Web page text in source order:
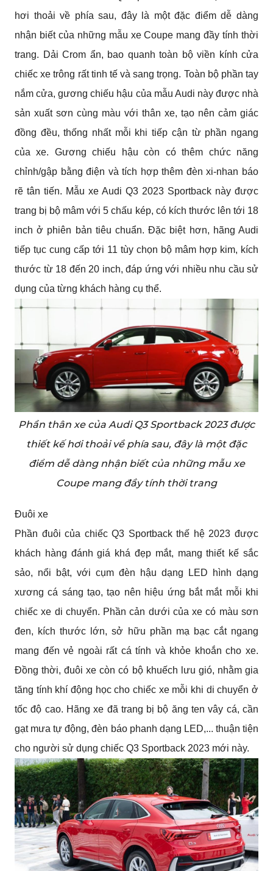
hơi thoải về phía sau, đây là một đặc điểm dễ dàng
nhận biết của những mẫu xe Coupe mang đầy tính thời
trang. Dải Crom ẩn, bao quanh toàn bộ viền kính cửa
chiếc xe trông rất tinh tế và sang trọng. Toàn bộ phần tay
nắm cửa, gương chiếu hậu của mẫu Audi này được nhà
sản xuất sơn cùng màu với thân xe, tạo nên cảm giác
đồng đều, thống nhất mỗi khi tiếp cận từ phần ngang
của xe. Gương chiếu hậu còn có thêm chức năng
chỉnh/gập bằng điện và tích hợp thêm đèn xi-nhan báo
rẽ tân tiến. Mẫu xe Audi Q3 2023 Sportback này được
trang bị bộ mâm với 5 chấu kép, có kích thước lên tới 18
inch ở phiên bản tiêu chuẩn. Đặc biệt hơn, hãng Audi
tiếp tục cung cấp tới 11 tùy chọn bộ mâm hợp kim, kích
thước từ 18 đến 20 inch, đáp ứng với nhiều nhu cầu sử
dụng của từng khách hàng cụ thể.
Phần thân xe của Audi Q3 Sportback 2023 được
thiết kế hơi thoải về phía sau, đây là một đặc
điểm dễ dàng nhận biết của những mẫu xe
Coupe mang đầy tính thời trang
Đuôi xe
Phần đuôi của chiếc Q3 Sportback thế hệ 2023 được
khách hàng đánh giá khá đẹp mắt, mang thiết kế sắc
sảo, nổi bật, với cụm đèn hậu dạng LED hình dạng
xương cá sáng tạo, tạo nên hiệu ứng bắt mắt mỗi khi
chiếc xe di chuyển. Phần cản dưới của xe có màu sơn
đen, kích thước lớn, sở hữu phần mạ bạc cắt ngang
mang đến vẻ ngoài rất cá tính và khỏe khoắn cho xe.
Đồng thời, đuôi xe còn có bộ khuếch lưu gió, nhằm gia
tăng tính khí động học cho chiếc xe mỗi khi di chuyển ở
tốc độ cao. Hãng xe đã trang bị bộ ăng ten vây cá, cần
gạt mưa tự động, đèn báo phanh dạng LED,... thuận tiện
cho người sử dụng chiếc Q3 Sportback 2023 mới này.